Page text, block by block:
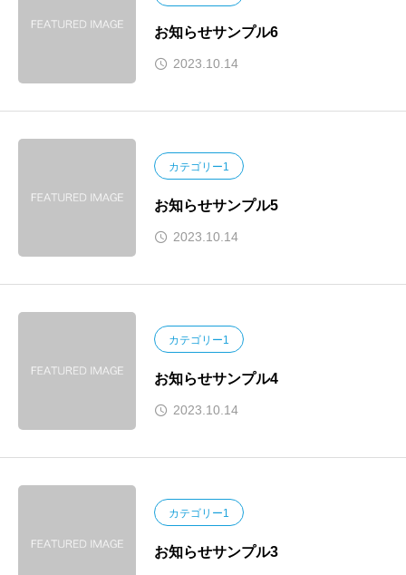
お知らせサンプル6
2023.10.14
カテゴリー1
お知らせサンプル5
2023.10.14
カテゴリー1
お知らせサンプル4
2023.10.14
カテゴリー1
お知らせサンプル3